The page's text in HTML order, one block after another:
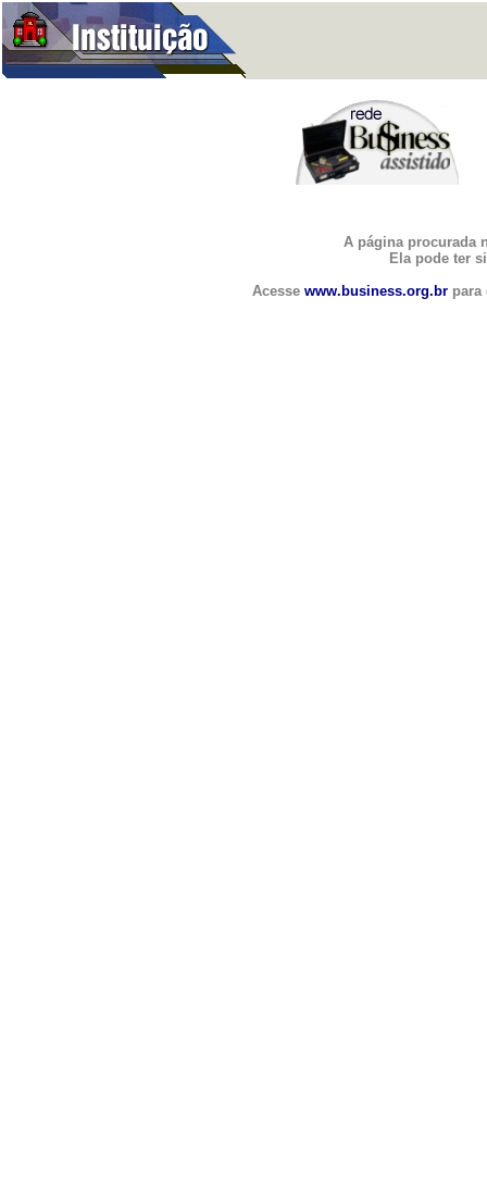
A página procurada
Ela pode ter
Acesse www.business.org.br para